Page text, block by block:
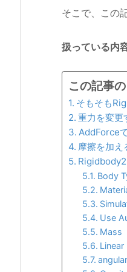
そこで、この
扱っている内
この記事
そもそも
重力を変更
AddForce
摩擦を加え
Body
Use
Mass
Linear